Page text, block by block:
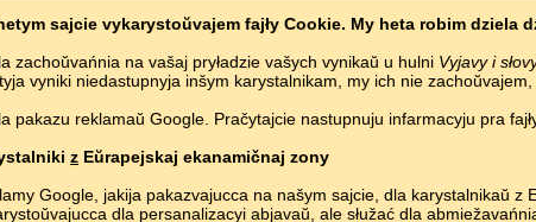
sajcie vykarystoŭvajem fajły Cookie. My heta robim dziela
zachoŭvańnia na vašaj pryładzie vašych vynikaŭ u hulni Vyjavy i
vyniki niedastupnyja inšym karystalnikam, my ich nie
pakazu reklamaŭ Google. Pračytajcie nastupnuju infarmacyju pra
z Eŭrapejskaj ekanamičnaj zony
Google, jakija pakazvajucca na našym sajcie, dla karystalnikaŭ z
dla persanalizacyi abjavaŭ, ale słužać dla
Bałta­Słaŭ / Vyjavy i słovy /
Copyright © 2015–2025